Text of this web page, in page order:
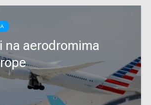
na aerodromima